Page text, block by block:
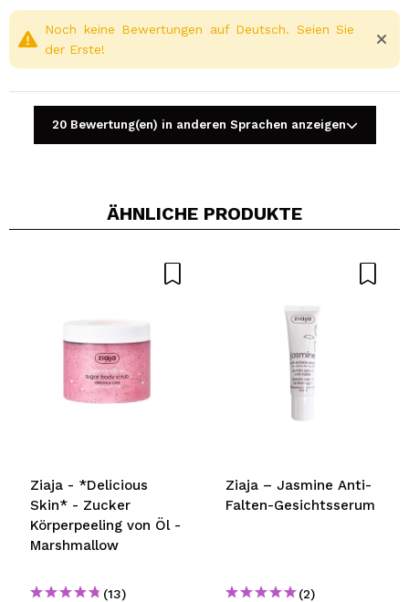
Ein Video oder Foto teilen
Noch keine Bewertungen auf Deutsch. Seien Sie
der Erste!
20 Bewertung(en) in anderen Sprachen anzeigen
ÄHNLICHE PRODUKTE
Ziaja - *Delicious
Skin* - Zucker
Körperpeeling von Öl -
Marshmallow
(13)
Ziaja – Jasmine Anti-
Falten-Gesichtsserum
(2)